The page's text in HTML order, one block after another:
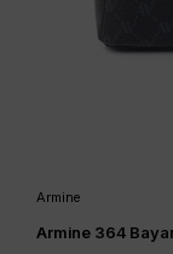
Armine
Armine 364